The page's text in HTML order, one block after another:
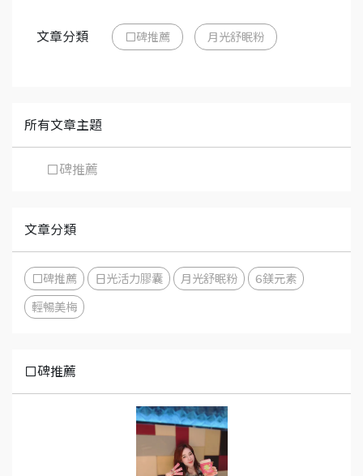
文章分類 口碑推薦 月光舒眠粉
所有文章主題
口碑推薦
文章分類
口碑推薦 日光活力膠囊 月光舒眠粉 6鎂元素
輕暢美梅
口碑推薦